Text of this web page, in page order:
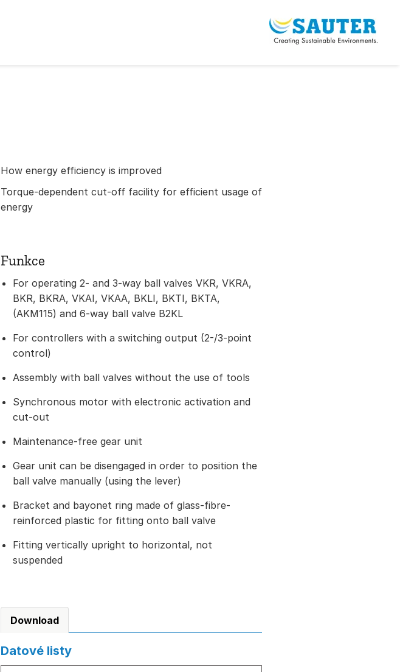
How energy efficiency is improved
Torque-dependent cut-off facility for efficient usage of
energy
Funkce
For operating 2- and 3-way ball valves VKR, VKRA,
BKR, BKRA, VKAI, VKAA, BKLI, BKTI, BKTA,
(AKM115) and 6-way ball valve B2KL
For controllers with a switching output (2-/3-point
control)
Assembly with ball valves without the use of tools
Synchronous motor with electronic activation and
cut-out
Maintenance-free gear unit
Gear unit can be disengaged in order to position the
ball valve manually (using the lever)
Bracket and bayonet ring made of glass-fibre-
reinforced plastic for fitting onto ball valve
Fitting vertically upright to horizontal, not
suspended
Download
Datové listy